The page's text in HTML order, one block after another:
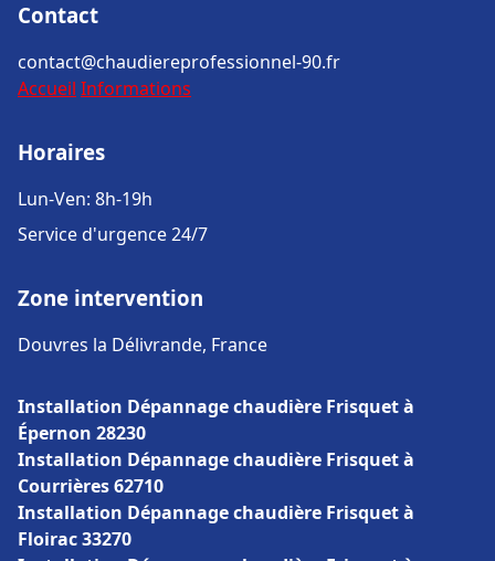
Contact
contact@chaudiereprofessionnel-90.fr
Accueil Informations
Horaires
Lun-Ven: 8h-19h
Service d'urgence 24/7
Zone intervention
Douvres la Délivrande, France
Installation Dépannage chaudière Frisquet à
Épernon 28230
Installation Dépannage chaudière Frisquet à
Courrières 62710
Installation Dépannage chaudière Frisquet à
Floirac 33270